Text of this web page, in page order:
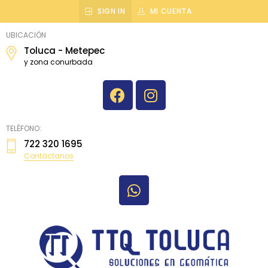
SIGN IN MI CUENTA
topografiatoluca
UBICACIÓN
Toluca - Metepec
y zona conurbada
TELÉFONO:
722 320 1695
Contáctanos